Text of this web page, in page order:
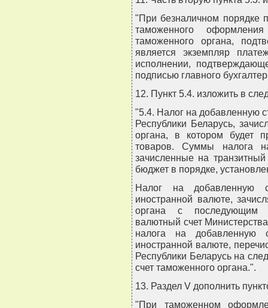
"При безналичном порядке
таможенного
таможенного органа,
является экземпляр
исполнении,
подписью главного
12. Пункт 5.4. изложить в
"5.4. Налог на добавленную
Республики Беларусь,
органа, в котором будет
товаров. Суммы налога
зачисленные на транзитный
бюджет в порядке,
Налог на добавленную
иностранной валюте,
органа с последующим
валютный счет
налога на добавленную
иностранной валюте,
Республики Беларусь на
счет таможенного органа.".
13. Раздел V дополнить
"При таможенном